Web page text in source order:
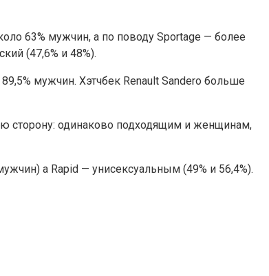
63% мужчин, а по поводу Sportage — более
(47,6% и 48%).
мужчин. Хэтчбек Renault Sandero больше
сторону: одинаково подходящим и женщинам,
а Rapid — унисексуальным (49% и 56,4%).